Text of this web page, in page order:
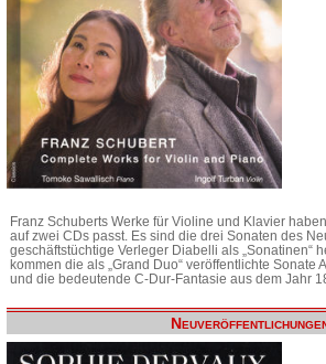
Franz Schuberts Werke für Violine und Klavier
auf zwei CDs passt. Es sind die drei Sonaten des
geschäftstüchtige Verleger Diabelli als „Sonatinen“
kommen die als „Grand Duo“ veröffentlichte Sonate
und die bedeutende C-Dur-Fantasie aus dem Jahr